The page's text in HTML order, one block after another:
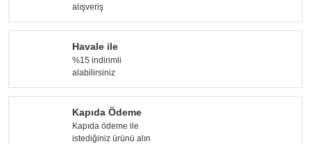
alışveriş
Havale ile
%15 indirimli
alabilirsiniz
Kapıda Ödeme
Kapıda ödeme ile
istediğiniz ürünü alın